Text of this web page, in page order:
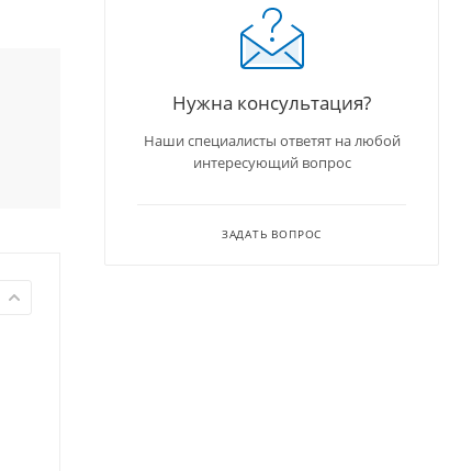
Нужна консультация?
Наши специалисты ответят на любой
интересующий вопрос
ЗАДАТЬ ВОПРОС